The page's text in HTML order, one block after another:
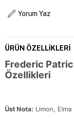
Yorum Yaz
ÜRÜN ÖZELLIKLERI
Frederic
Özellikleri
Üst Nota: Limon, Elma